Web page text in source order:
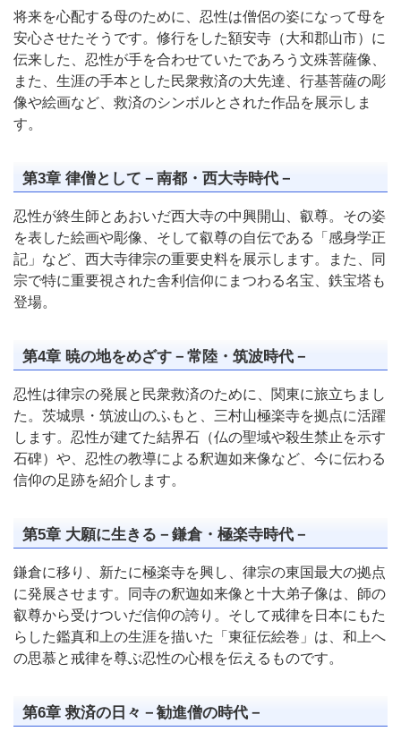
将来を心配する母のために、忍性は僧侶の姿になって母を
安心させたそうです。修行をした額安寺（大和郡山市）に
伝来した、忍性が手を合わせていたであろう文殊菩薩像、
また、生涯の手本とした民衆救済の大先達、行基菩薩の彫
像や絵画など、救済のシンボルとされた作品を展示しま
す。
第3章 律僧として－南都・西大寺時代－
忍性が終生師とあおいだ西大寺の中興開山、叡尊。その姿
を表した絵画や彫像、そして叡尊の自伝である「感身学正
記」など、西大寺律宗の重要史料を展示します。また、同
宗で特に重要視された舎利信仰にまつわる名宝、鉄宝塔も
登場。
第4章 暁の地をめざす－常陸・筑波時代－
忍性は律宗の発展と民衆救済のために、関東に旅立ちまし
た。茨城県・筑波山のふもと、三村山極楽寺を拠点に活躍
します。忍性が建てた結界石（仏の聖域や殺生禁止を示す
石碑）や、忍性の教導による釈迦如来像など、今に伝わる
信仰の足跡を紹介します。
第5章 大願に生きる－鎌倉・極楽寺時代－
鎌倉に移り、新たに極楽寺を興し、律宗の東国最大の拠点
に発展させます。同寺の釈迦如来像と十大弟子像は、師の
叡尊から受けついだ信仰の誇り。そして戒律を日本にもた
らした鑑真和上の生涯を描いた「東征伝絵巻」は、和上へ
の思慕と戒律を尊ぶ忍性の心根を伝えるものです。
第6章 救済の日々－勧進僧の時代－